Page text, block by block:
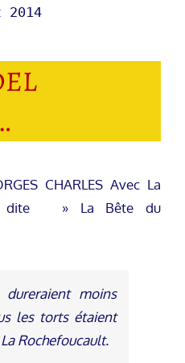
CHARLES Avec La
dite » La Bête du
moins
les torts étaient
Rochefoucault.